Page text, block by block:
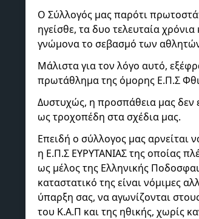
Ο Σύλλογός μας παρότι
ηγείσθε, τα δυο τελευταία
γνώμονα το σεβασμό των
Μάλιστα για τον λόγο αυτό,
πρωτάθλημα της όμορης Ε.Π.Σ
Δυστυχώς, η προσπάθεια μας δεν
ως τροχοπέδη στα σχέδια μας.
Επειδή ο σύλλογος μας αρνείται
η Ε.Π.Σ ΕΥΡΥΤΑΝΙΑΣ της οποίας
ως μέλος της Ελληνικής
καταστατικό της είναι νόμιμες
ύπαρξη σας, να αγωνίζονται
του Κ.Α.Π και της ηθικής, χωρίς